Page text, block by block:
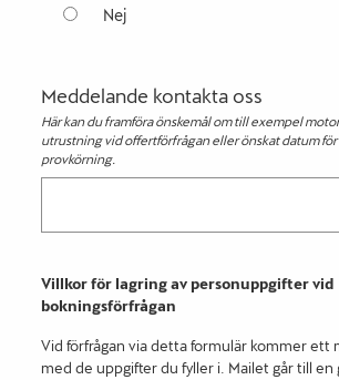
Nej
Meddelande kontakta oss
Här kan du framföra önskemål om till exempel
utrustning vid offertförfrågan eller önskat datum
provkörning.
Villkor för lagring av personuppgifter vid
bokningsförfrågan
Vid förfrågan via detta formulär kommer ett
med de uppgifter du fyller i. Mailet går till en